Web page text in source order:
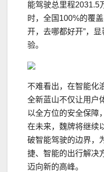
能驾驶总里程2031.5
时，全国100%的覆
开，去哪都好开”，
验。
不难看出，在智能化
全新蓝山不仅让用户
以全方位的安全保障
在未来，魏牌将继续
破智能驾驶的边界，
捷、智能的出行解决
迈向新的高峰。